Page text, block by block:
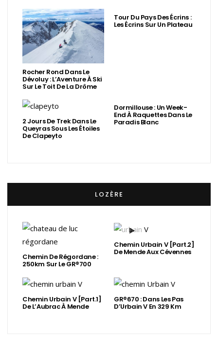
Rocher Rond Dans Le
Dévoluy : L’Aventure À Ski
Sur Le Toit De La Drôme
Tour Du Pays Des Écrins :
Les Écrins Sur Un Plateau
2 Jours De Trek Dans Le
Queyras Sous Les Étoiles
De Clapeyto
Dormillouse : Un Week-
End À Raquettes Dans Le
Paradis Blanc
LOZÈRE
Chemin De Régordane :
250km Sur Le GR®700
Chemin Urbain V [Part.2]
De Mende Aux Cévennes
Chemin Urbain V [Part.1]
De L’Aubrac À Mende
GR®670 : Dans Les Pas
D’Urbain V En 329 Km